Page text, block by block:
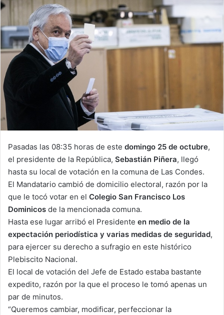
Pasadas las 08:35 horas de este domingo 25 de octubre,
el presidente de la República, Sebastián Piñera, llegó
hasta su local de votación en la comuna de Las Condes.
El Mandatario cambió de domicilio electoral, razón por la
que le tocó votar en el Colegio San Francisco Los
Dominicos de la mencionada comuna.
Hasta ese lugar arribó el Presidente en medio de la
expectación periodística y varias medidas de seguridad,
para ejercer su derecho a sufragio en este histórico
Plebiscito Nacional.
El local de votación del Jefe de Estado estaba bastante
expedito, razón por la que el proceso le tomó apenas un
par de minutos.
“Queremos cambiar, modificar, perfeccionar la